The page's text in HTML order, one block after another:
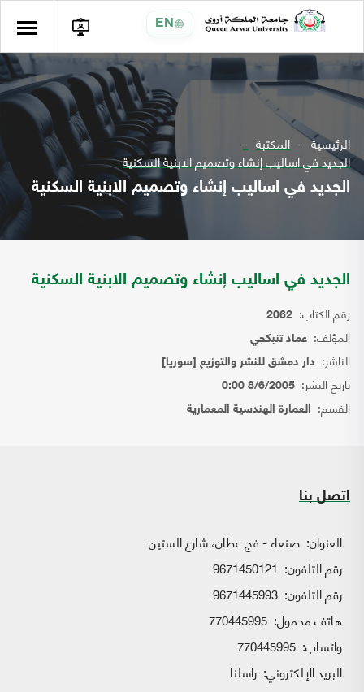
EN
الرئيسية المكتبة
الجديد في اساليب إنشاء وتصميم الابنية السكنية
الجديد في اساليب إنشاء وتصميم الابنية السكنية
الجديد في اساليب إنشاء وتصميم الابنية السكنية
رقم الكتاب: 2062
المؤلف: عماد تنبكجي
الناشر: دار دمشق للنشر والتوزيع [سوريا]
تاريخ النشر: 8/6/2005 0:00
القسم: العمارة الهندسية المعمارية
اتصل بنا
العنوان: صنعاء - فج عطان، شارع الستين
رقم التلفون: 9671450121
رقم التلفون: 9671445993
هاتف محمول: 770445995
واتساب:
البريد الإلكتروني: راسلنا